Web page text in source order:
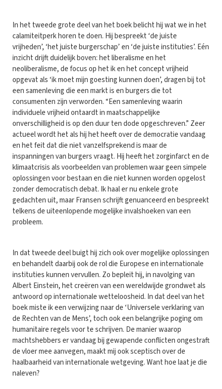
In het tweede grote deel van het boek belicht hij wat we in het
calamiteitperk horen te doen. Hij bespreekt ‘de juiste
vrijheden’, ‘het juiste burgerschap’ en ‘de juiste instituties’. Eén
inzicht drijft duidelijk boven: het liberalisme en het
neoliberalisme, de focus op het ik en het concept vrijheid
opgevat als ‘ik moet mijn goesting kunnen doen’, dragen bij tot
een samenleving die een markt is en burgers die tot
consumenten zijn verworden. “Een samenleving waarin
individuele vrijheid ontaardt in maatschappelijke
onverschilligheid is op den duur ten dode opgeschreven.” Zeer
actueel wordt het als hij het heeft over de democratie vandaag
en het feit dat die niet vanzelfsprekend is maar de
inspanningen van burgers vraagt. Hij heeft het zorginfarct en de
klimaatcrisis als voorbeelden van problemen waar geen simpele
oplossingen voor bestaan en die niet kunnen worden opgelost
zonder democratisch debat. Ik haal er nu enkele grote
gedachten uit, maar Fransen schrijft genuanceerd en bespreekt
telkens de uiteenlopende mogelijke invalshoeken van een
probleem.
In dat tweede deel buigt hij zich ook over mogelijke oplossingen
en behandelt daarbij ook de rol die Europese en internationale
instituties kunnen vervullen. Zo bepleit hij, in navolging van
Albert Einstein, het creëren van een wereldwijde grondwet als
antwoord op internationale wetteloosheid. In dat deel van het
boek miste ik een verwijzing naar de ‘Universele verklaring van
de Rechten van de Mens’, toch ook een belangrijke poging om
humanitaire regels voor te schrijven. De manier waarop
machtshebbers er vandaag bij gewapende conflicten ongestraft
de vloer mee aanvegen, maakt mij ook sceptisch over de
haalbaarheid van internationale wetgeving. Want hoe laat je die
naleven?